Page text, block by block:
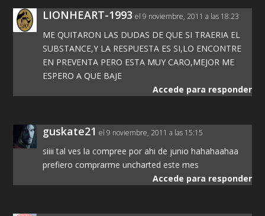
LIONHEART-1993 el 9 noviembre, 2011 a las 18:23
ME QUITARON LAS DUDAS DE QUE SI TRAERIA EL
SUBSTANCE,Y LA RESPUESTA ES SI,LO ENCONTRE
EN PREVENTA PERO ESTA MUY CARO,MEJOR ME
ESPERO A QUE BAJE
Accede para responder
guskate21 el 9 noviembre, 2011 a las 15:15
siiii tal ves la compree por ahi de junio hahahaahaa
prefiero comprarme uncharted este mes
Accede para responder